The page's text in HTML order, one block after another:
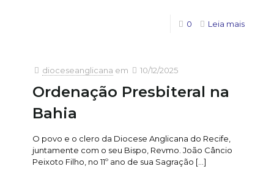
0 Leia mais
dioceseanglicana em 10/12/2025
Ordenação Presbiteral na
Bahia
O povo e o clero da Diocese Anglicana do Recife,
juntamente com o seu Bispo, Revmo. João Câncio
Peixoto Filho, no 11º ano de sua Sagração […]